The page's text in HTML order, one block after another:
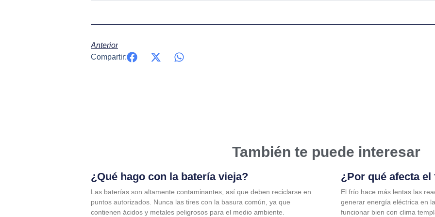
Anterior
Compartir:
También te puede interesar
¿Qué hago con la batería vieja?
Las baterías son altamente contaminantes, así que deben reciclarse en
puntos autorizados. Nunca las tires con la basura común, ya que
contienen ácidos y metales peligrosos para el medio ambiente.
¿Por qué afecta
El frío hace más lentas las
generar energía eléctrica en
funcionar bien con clima